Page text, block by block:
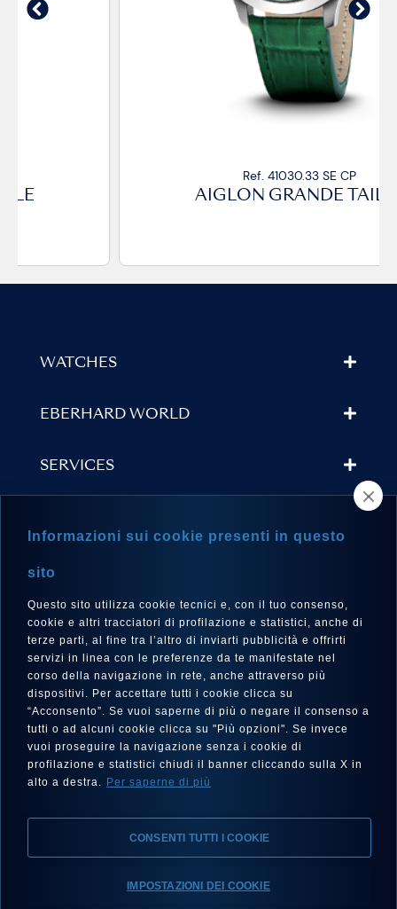
Ref. 41030.33 SE CP
AIGLON GRANDE TAILLE
WATCHES
EBERHARD WORLD
SERVICES
LANGUAGE
English
FOLLOW US
Informazioni sui cookie presenti in questo
sito
Questo sito utilizza cookie tecnici e, con il tuo consenso,
cookie e altri tracciatori di profilazione e statistici, anche di
terze parti, al fine tra l’altro di inviarti pubblicità e offrirti
servizi in linea con le preferenze da te manifestate nel
corso della navigazione in rete, anche attraverso più
dispositivi. Per accettare tutti i cookie clicca su
“Acconsento”. Se vuoi saperne di più o negare il consenso a
tutti o ad alcuni cookie clicca su "Più opzioni". Se invece
vuoi proseguire la navigazione senza i cookie di
profilazione e statistici chiudi il banner cliccando sulla X in
alto a destra. Per saperne di più
CONSENTI TUTTI I COOKIE
IMPOSTAZIONI DEI COOKIE